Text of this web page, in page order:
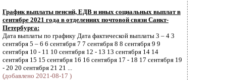
График выплаты пенсий, ЕДВ и иных социальных выплат в
сентябре 2021 года в отделениях почтовой связи Санкт-
Петербурга:
Дата выплаты по графику Дата фактической выплаты 3 – 4 3
сентября 5 – 6 6 сентября 7 7 сентября 8 8 сентября 9 9
сентября 10 - 11 10 сентября 12 - 13 13 сентября 14 14
сентября 15 15 сентября 16 16 сентября 17 - 18 17 сентября 19
- 20 20 сентября 21 21 ...
(добавлено 2021-08-17 )